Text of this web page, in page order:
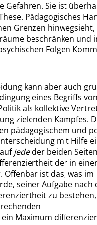
Gefahren. Sie ist
Pädagogisches
Grenzen hinwegsieht,
beschränken und
Folgen
kann aber auch
eines Begriffs
als kollektive
zielenden Kampfes.
pädagogischem und
mit Hilfe
jede der beiden
der in einer
Offenbar ist das, was im
seiner Aufgabe nach
zu
Maximum